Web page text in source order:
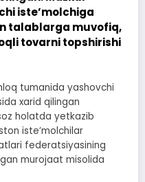
iste’molchiga
talablarga muvofiq,
tovarni topshirishi
tumanida yashovchi
xarid qilingan
holatda yetkazib
iste’molchilar
federatsiyasining
murojaat misolida